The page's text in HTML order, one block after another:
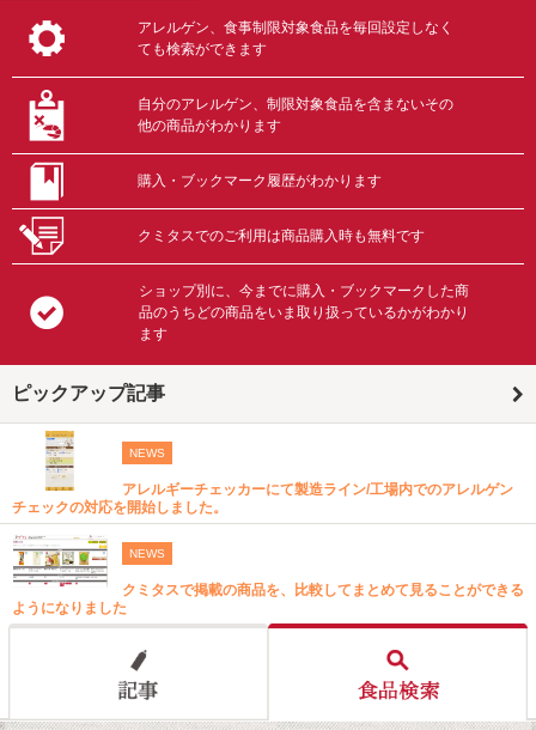
アレルゲン、食事制限対象食品を毎回設定しなく
ても検索ができます
自分のアレルゲン、制限対象食品を含まないその
他の商品がわかります
購入・ブックマーク履歴がわかります
クミタスでのご利用は商品購入時も無料です
ショップ別に、今までに購入・ブックマークした商
品のうちどの商品をいま取り扱っているかがわかり
ます
ピックアップ記事
NEWS
アレルギーチェッカーにて製造ライン/工場内でのアレルゲン
チェックの対応を開始しました。
NEWS
クミタスで掲載の商品を、比較してまとめて見ることができる
ようになりました